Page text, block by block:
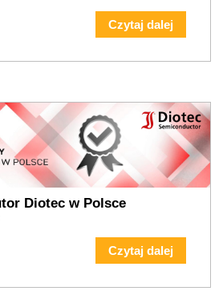
Czytaj dalej
Diotec w Polsce
Czytaj dalej